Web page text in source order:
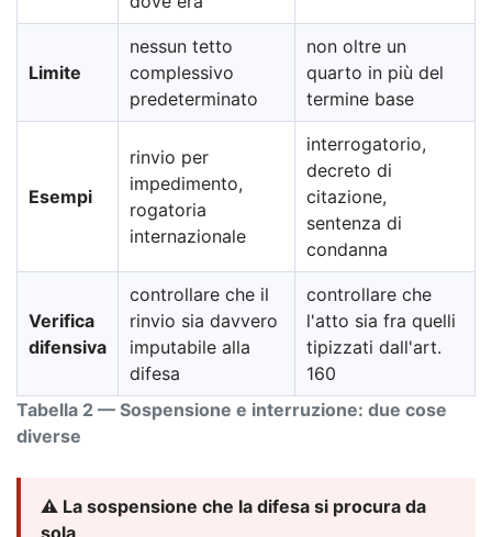
Tabella 2 — Sospensione e interruzione: due cose
diverse
Limite
nessun tetto
complessivo
predeterminato
non oltre un
quarto in più del
termine base
Esempi
rinvio per
impedimento,
rogatoria
internazionale
interrogatorio,
decreto di
citazione,
sentenza di
condanna
Verifica
difensiva
controllare che il
rinvio sia davvero
imputabile alla
difesa
controllare che
l'atto sia fra quelli
tipizzati dall'art.
160
⚠️ La sospensione che la difesa si procura da
sola